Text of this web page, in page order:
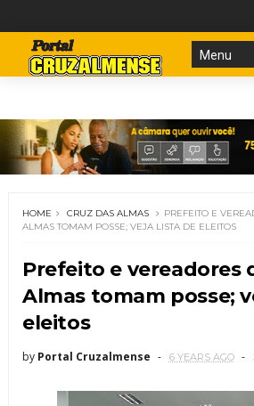
HOME CRUZ DAS ALMAS
PREFEITO E
ALMAS TOMAM POSSE; VEJA LISTA DE ELEITOS
Prefeito e vereadores
Almas tomam posse;
eleitos
by Portal Cruzalmense 6 YEARS AGO